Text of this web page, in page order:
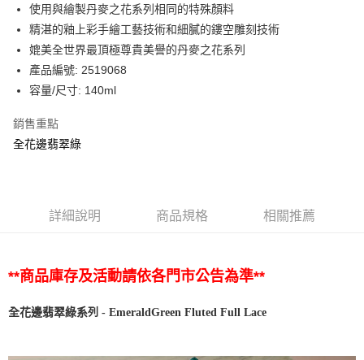
使用與繪製丹麥之花系列相同的特殊顏料
精湛的釉上彩手繪工藝技術和細膩的鏤空雕刻技術
媲美全世界最頂極尊貴美譽的丹麥之花系列
產品編號: 2519068
容量/尺寸: 140ml
銷售重點
全花邊翡翠綠
詳細說明 商品規格 相關推薦
**商品庫存及活動請依各門市公告為準**
全花邊翡翠綠系列 - EmeraldGreen Fluted Full Lace